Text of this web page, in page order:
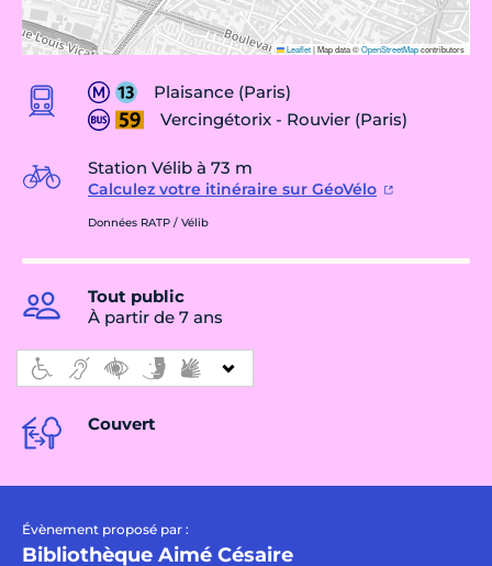
Leaflet|Map data ©OpenStreetMapcontributors
Plaisance (Paris)
Vercingétorix - Rouvier (Paris)
Station Vélib à 73 m
Calculez votre itinéraire sur GéoVélo
Données RATP / Vélib
Tout public
À partir de 7 ans
Couvert
Évènement proposé par :
Bibliothèque Aimé Césaire